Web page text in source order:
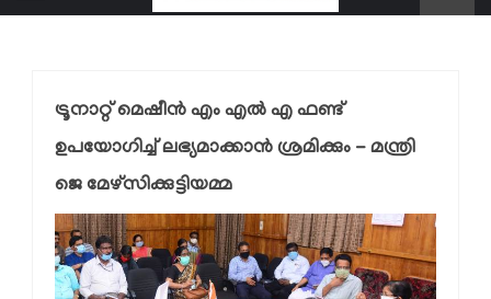
ട്രൂനാറ്റ് മെഷീന്‍ എം എല്‍ എ ഫണ്ട്
ഉപയോഗിച്ച് ലഭ്യമാക്കാന്‍ ശ്രമിക്കും - മന്ത്രി
ജെ മേഴ്സിക്കുട്ടിയമ്മ